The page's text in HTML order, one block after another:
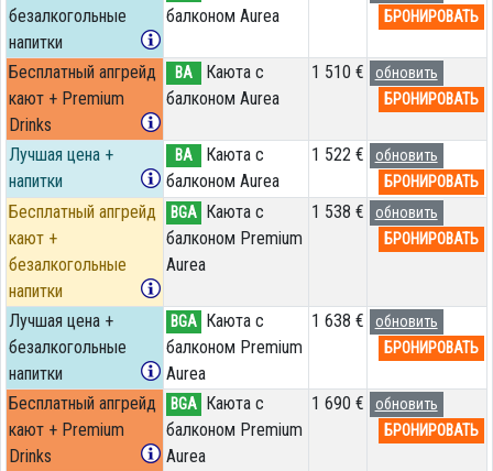
безалкогольные
напитки
балконом Aurea БРОНИРОВАТЬ
Бесплатный апгрейд
кают + Premium
Drinks
BA
Каюта с
балконом Aurea
1 510 €
обновить
БРОНИРОВАТЬ
Лучшая цена +
напитки
BA
Каюта с
балконом Aurea
1 522 €
обновить
БРОНИРОВАТЬ
Бесплатный апгрейд
кают +
безалкогольные
напитки
BGA Каюта с
балконом Premium
Aurea
1 538 €
обновить
БРОНИРОВАТЬ
Лучшая цена +
безалкогольные
напитки
BGA Каюта с
балконом Premium
Aurea
1 638 €
обновить
БРОНИРОВАТЬ
Бесплатный апгрейд
кают + Premium
Drinks
BGA Каюта с
балконом Premium
Aurea
1 690 €
обновить
БРОНИРОВАТЬ